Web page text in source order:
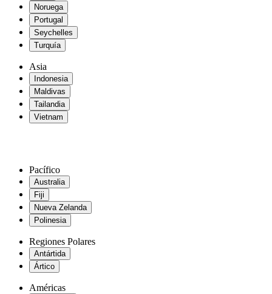
Noruega
Portugal
Seychelles
Turquía
Asia
Indonesia
Maldivas
Tailandia
Vietnam
Pacífico
Australia
Fiji
Nueva Zelanda
Polinesia
Regiones Polares
Antártida
Ártico
Américas